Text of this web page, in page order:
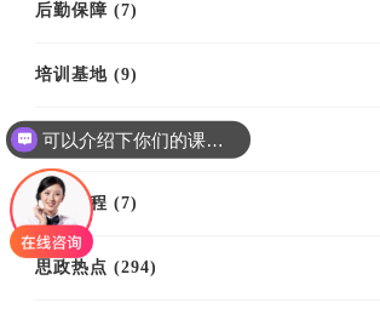
后勤保障 (7)
培训基地 (9)
培训案例(61)
培训课程 (7)
思政热点 (294)